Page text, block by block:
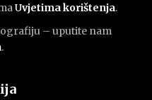
Uvjetima korištenja.
– uputite nam
.